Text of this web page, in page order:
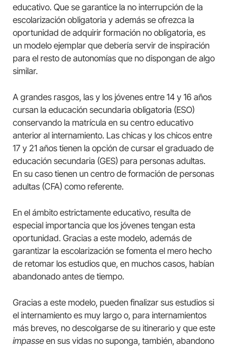
educativo. Que se garantice la no interrupción de la
escolarización obligatoria y además se ofrezca la
oportunidad de adquirir formación no obligatoria, es
un modelo ejemplar que debería servir de inspiración
para el resto de autonomías que no dispongan de algo
similar.
A grandes rasgos, las y los jóvenes entre 14 y 16 años
cursan la educación secundaria obligatoria (ESO)
conservando la matrícula en su centro educativo
anterior al internamiento. Las chicas y los chicos entre
17 y 21 años tienen la opción de cursar el graduado de
educación secundaria (GES) para personas adultas.
En su caso tienen un centro de formación de personas
adultas (CFA) como referente.
En el ámbito estrictamente educativo, resulta de
especial importancia que los jóvenes tengan esta
oportunidad. Gracias a este modelo, además de
garantizar la escolarización se fomenta el mero hecho
de retomar los estudios que, en muchos casos, habían
abandonado antes de tiempo.
Gracias a este modelo, pueden finalizar sus estudios si
el internamiento es muy largo o, para internamientos
más breves, no descolgarse de su itinerario y que este
impasse en sus vidas no suponga, también, abandono